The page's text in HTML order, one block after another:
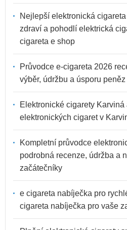
Nejlepší elektronická
zdraví a pohodlí elektrická
cigareta e shop
Průvodce e-cigareta 2026
výběr, údržbu a úsporu peněz
Elektronické cigarety
elektronických cigaret v
Kompletní průvodce
podrobná recenze, údržba a
začátečníky
e cigareta nabíječka pro
cigareta nabíječka pro vaše